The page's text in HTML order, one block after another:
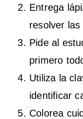
Entrega
resolver las
Pide al
primero
Utiliza la
identificar
Colorea